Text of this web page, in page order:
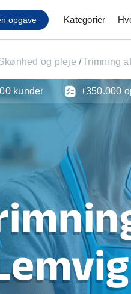
opgave Kategorier
Affaldsfjernelse
Afhentning af
Cykel reparation
Flyttehjælp
Gulvlaminering
Hårde hvidevare
Hjælp til mobil, pc,
Installation af
Møbelsamling og
Ophængning af
Opsætning af
og pleje /Trimning
kunder +350.000